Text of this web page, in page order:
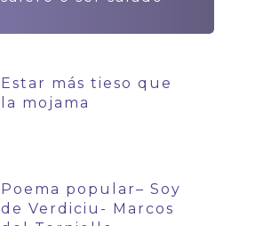
Estar más tieso que
la mojama
Poema popular– Soy
de Verdiciu- Marcos